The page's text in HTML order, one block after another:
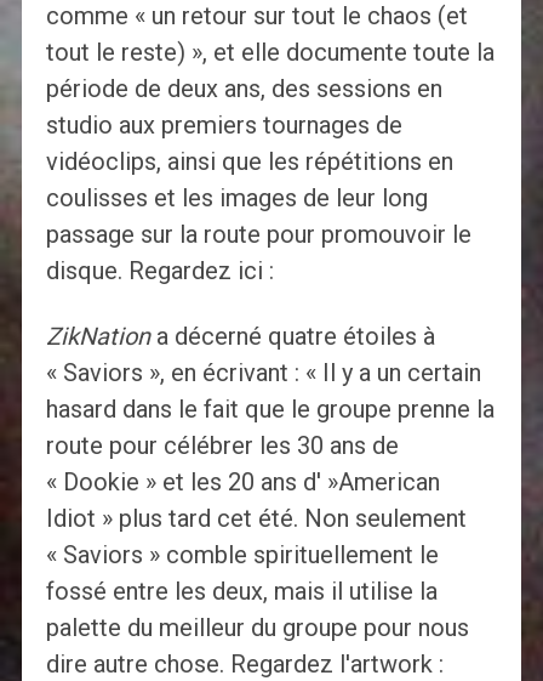
comme « un retour sur tout le chaos (et
tout le reste) », et elle documente toute la
période de deux ans, des sessions en
studio aux premiers tournages de
vidéoclips, ainsi que les répétitions en
coulisses et les images de leur long
passage sur la route pour promouvoir le
disque. Regardez ici :
ZikNation a décerné quatre étoiles à
« Saviors », en écrivant : « Il y a un certain
hasard dans le fait que le groupe prenne la
route pour célébrer les 30 ans de
« Dookie » et les 20 ans d' »American
Idiot » plus tard cet été. Non seulement
« Saviors » comble spirituellement le
fossé entre les deux, mais il utilise la
palette du meilleur du groupe pour nous
dire autre chose. Regardez l'artwork :